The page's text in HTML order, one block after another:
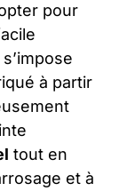
pour
s’impose
à partir
tout en
et à